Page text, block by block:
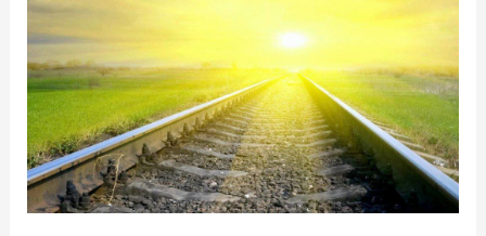
può
andare
avanti
senza
dipendere
dal
passato?